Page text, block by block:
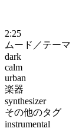
2:25
ムード／テーマ
dark
calm
urban
楽器
synthesizer
その他のタグ
instrumental